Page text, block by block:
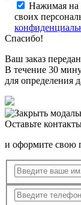
Нажимая на
своих
Спасибо!
Ваш заказ
В течение 30
для определения
Оставьте
и оформите свою